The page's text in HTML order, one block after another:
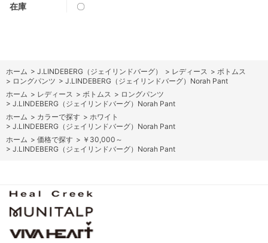
在庫
〇
ホーム > J.LINDEBERG（ジェイリンドバーグ） > レディース > ボトムス
> ロングパンツ > J.LINDEBERG（ジェイリンドバーグ）Norah Pant
ホーム > レディース > ボトムス > ロングパンツ
> J.LINDEBERG（ジェイリンドバーグ）Norah Pant
ホーム > カラーで探す > ホワイト
> J.LINDEBERG（ジェイリンドバーグ）Norah Pant
ホーム > 価格で探す > ￥30,000～
> J.LINDEBERG（ジェイリンドバーグ）Norah Pant